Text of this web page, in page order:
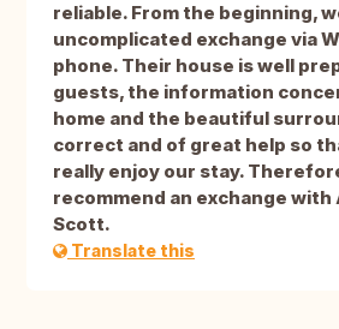
reliable. From the beginning,
uncomplicated exchange via
phone. Their house is well
guests, the information
home and the beautiful
correct and of great help so
really enjoy our stay.
recommend an exchange with
Scott.
Translate this